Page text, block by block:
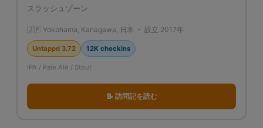
スラッシュゾーン
🇯🇵 Yokohama, Kanagawa, 日本 ・ 設立 2017年
Untappd 3.72 12K checkins
IPA / Pale Ale / Stout
📝 訪問記を読む